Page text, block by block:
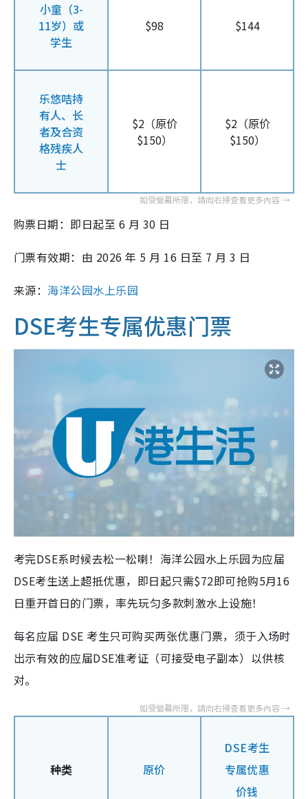
小童（3-
11岁）或
学生
$98 $144
乐悠咭持
有人、长
者及合资
格残疾人
士
$2（原价
$150）
$2（原价
$150）
购票日期：即日起至 6 月 30 日
门票有效期：由 2026 年 5 月 16 日至 7 月 3 日
来源： 海洋公园水上乐园
DSE考生专属优惠门票
考完DSE系时候去松一松喇！海洋公园水上乐园为应届
DSE考生送上超抵优惠，即日起只需$72即可抢购5月16
日重开首日的门票，率先玩匀多款刺激水上设施！
每名应届 DSE 考生只可购买两张优惠门票，须于入场时
出示有效的应届DSE准考证（可接受电子副本）以供核
对。
种类 原价
DSE考生
专属优惠
价钱